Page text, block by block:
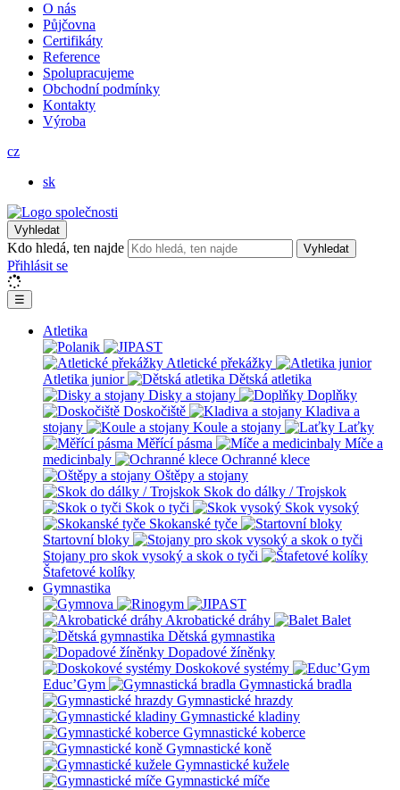
O nás
Půjčovna
Certifikáty
Reference
Spolupracujeme
Obchodní podmínky
Kontakty
Výroba
cz
sk
Vyhledat
Kdo hledá, ten najde Vyhledat
Přihlásit se
☰
Atletika
Atletické překážky
Atletika junior
Dětská atletika
Disky a stojany
Doplňky
Doskočiště
Kladiva a
stojany
Koule a stojany
Laťky
Měřící pásma
Míče a
medicinbaly
Ochranné klece
Oštěpy a stojany
Skok do dálky / Trojskok
Skok o tyči
Skok vysoký
Skokanské tyče
Startovní bloky
Stojany pro skok vysoký a skok o tyči
Štafetové kolíky
Gymnastika
Akrobatické dráhy
Balet
Dětská gymnastika
Dopadové žíněnky
Doskokové systémy
Educ’Gym
Gymnastická bradla
Gymnastické hrazdy
Gymnastické kladiny
Gymnastické koberce
Gymnastické koně
Gymnastické kužele
Gymnastické míče